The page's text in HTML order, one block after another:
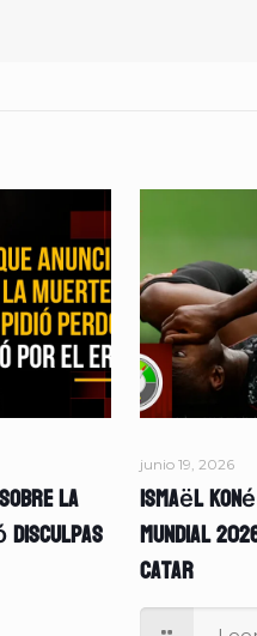
la
disculpas
junio 19, 2026
Ismaël
Mundial
Catar